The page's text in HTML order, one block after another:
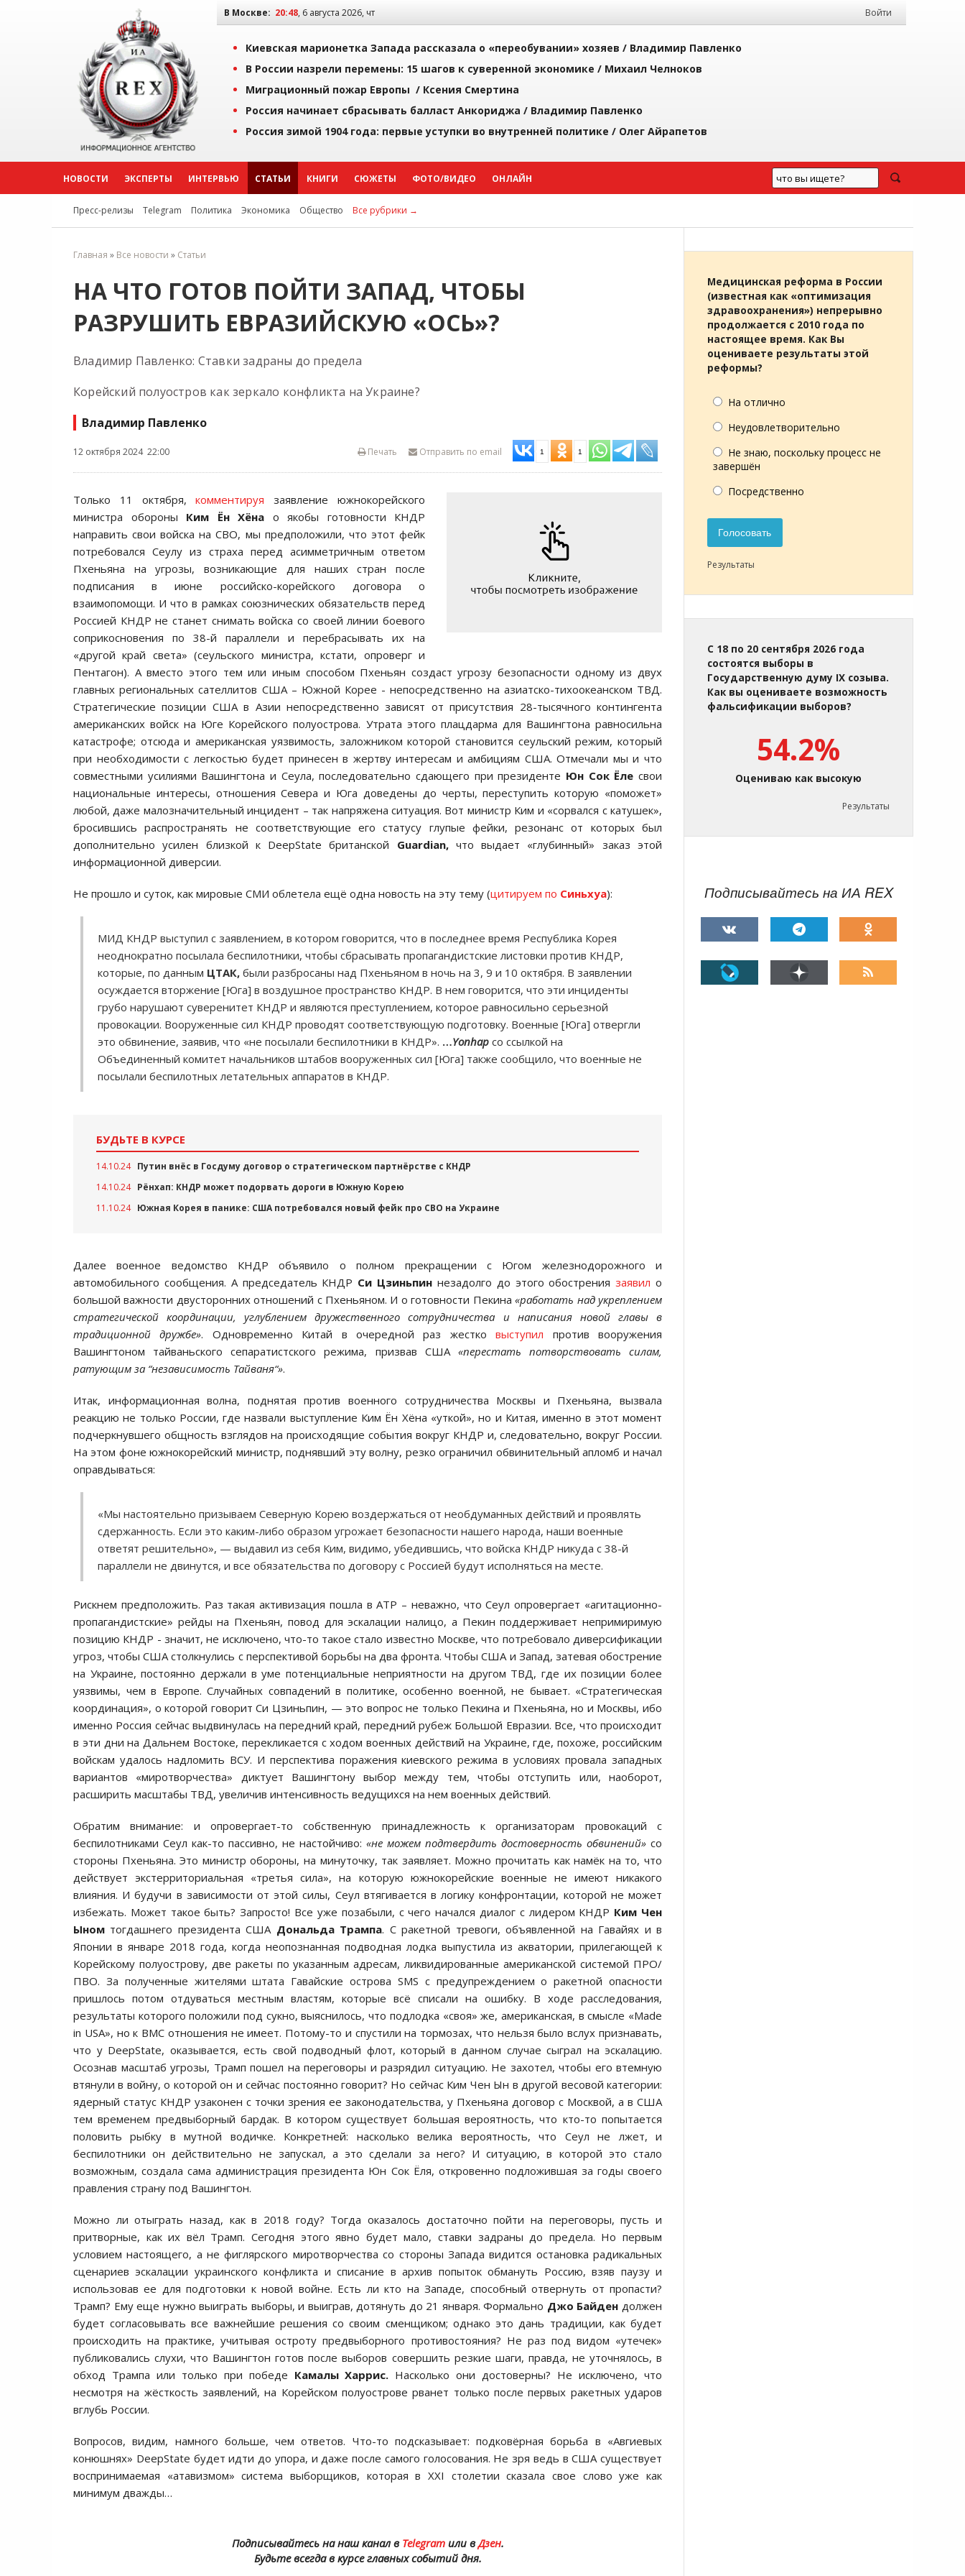
В Москве: 20:48, 6 августа 2026, чт Войти
Киевская марионетка Запада рассказала о «переобувании» хозяев / Владимир Павленко
В России назрели перемены: 15 шагов к суверенной экономике / Михаил Челноков
Миграционный пожар Европы / Ксения Смертина
Россия начинает сбрасывать балласт Анкориджа / Владимир Павленко
Россия зимой 1904 года: первые уступки во внутренней политике / Олег Айрапетов
НОВОСТИ ЭКСПЕРТЫ ИНТЕРВЬЮ СТАТЬИ КНИГИ СЮЖЕТЫ ФОТО/ВИДЕО ОНЛАЙН
Пресс-релизы Telegram Политика Экономика Общество Все рубрики →
Главная » Все новости » Статьи
НА ЧТО ГОТОВ ПОЙТИ ЗАПАД, ЧТОБЫ
РАЗРУШИТЬ ЕВРАЗИЙСКУЮ «ОСЬ»?
Владимир Павленко: Ставки задраны до предела
Корейский полуостров как зеркало конфликта на Украине?
Владимир Павленко
12 октября 2024 22:00 Отправить по email 1 1
Печать
Только 11 октября,комментируя заявление южнокорейского
министра обороны Ким Ён Хёна о якобы готовности КНДР
направить свои войска на СВО, мы предположили, что этот фейк
потребовался Сеулу из страха перед асимметричным ответом
Пхеньяна на угрозы, возникающие для наших стран после
подписания в июне российско-корейского договора о
взаимопомощи. И что в рамках союзнических обязательств перед
Россией КНДР не станет снимать войска со своей линии боевого
соприкосновения по 38-й параллели и перебрасывать их на
«другой край света» (сеульского министра, кстати, опроверг и
Пентагон). А вместо этого тем или иным способом Пхеньян создаст угрозу безопасности одному из двух
главных региональных сателлитов США – Южной Корее - непосредственно на азиатско-тихоокеанском ТВД.
Стратегические позиции США в Азии непосредственно зависят от присутствия 28-тысячного контингента
американских войск на Юге Корейского полуострова. Утрата этого плацдарма для Вашингтона равносильна
катастрофе; отсюда и американская уязвимость, заложником которой становится сеульский режим, который
при необходимости с легкостью будет принесен в жертву интересам и амбициям США. Отмечали мы и что
совместными усилиями Вашингтона и Сеула, последовательно сдающего при президенте Юн Сок Ёле свои
национальные интересы, отношения Севера и Юга доведены до черты, переступить которую «поможет»
любой, даже малозначительный инцидент – так напряжена ситуация. Вот министр Ким и «сорвался с катушек»,
бросившись распространять не соответствующие его статусу глупые фейки, резонанс от которых был
дополнительно усилен близкой к DeepState британской Guardian,что выдает «глубинный» заказ этой
информационной диверсии.
Не прошло и суток, как мировые СМИ облетела ещё одна новость на эту тему (цитируем по Синьхуа):
МИД КНДР выступил с заявлением, в котором говорится, что в последнее время Республика Корея
неоднократно посылала беспилотники, чтобы сбрасывать пропагандистские листовки против КНДР,
которые, по данным ЦТАК, были разбросаны над Пхеньяном в ночь на 3, 9 и 10 октября. В заявлении
осуждается вторжение [Юга] в воздушное пространство КНДР. В нем говорится, что эти инциденты
грубо нарушают суверенитет КНДР и являются преступлением, которое равносильно серьезной
провокации. Вооруженные сил КНДР проводят соответствующую подготовку. Военные [Юга] отвергли
это обвинение, заявив, что «не посылали беспилотники в КНДР». …Yonhap со ссылкой на
Объединенный комитет начальников штабов вооруженных сил [Юга] также сообщило, что военные не
посылали беспилотных летательных аппаратов в КНДР.
БУДЬТЕ В КУРСЕ
14.10.24 Путин внёс в Госдуму договор о стратегическом партнёрстве с КНДР
14.10.24 Рёнхап: КНДР может подорвать дороги в Южную Корею
11.10.24 Южная Корея в панике: США потребовался новый фейк про СВО на Украине
Далее военное ведомство КНДР объявило о полном прекращении с Югом железнодорожного и
автомобильного сообщения. А председатель КНДР Си Цзиньпин незадолго до этого обострениязаявил о
большой важности двусторонних отношений с Пхеньяном. И о готовности Пекина«работать над укреплением
стратегической координации, углублением дружественного сотрудничества и написания новой главы в
традиционной дружбе». Одновременно Китай в очередной раз жестковыступил против вооружения
Вашингтоном тайваньского сепаратистского режима, призвав США «перестать потворствовать силам,
ратующим за “независимость Тайваня“».
Итак, информационная волна, поднятая против военного сотрудничества Москвы и Пхеньяна, вызвала
реакцию не только России, где назвали выступление Ким Ён Хёна «уткой», но и Китая, именно в этот момент
подчеркнувшего общность взглядов на происходящие события вокруг КНДР и, следовательно, вокруг России.
На этом фоне южнокорейский министр, поднявший эту волну, резко ограничил обвинительный апломб и начал
оправдываться:
«Мы настоятельно призываем Северную Корею воздержаться от необдуманных действий и проявлять
сдержанность. Если это каким-либо образом угрожает безопасности нашего народа, наши военные
ответят решительно», — выдавил из себя Ким, видимо, убедившись, что войска КНДР никуда с 38-й
параллели не двинутся, и все обязательства по договору с Россией будут исполняться на месте.
Рискнем предположить. Раз такая активизация пошла в АТР – неважно, что Сеул опровергает «агитационно-
пропагандистские» рейды на Пхеньян, повод для эскалации налицо, а Пекин поддерживает непримиримую
позицию КНДР - значит, не исключено, что-то такое стало известно Москве, что потребовало диверсификации
угроз, чтобы США столкнулись с перспективой борьбы на два фронта. Чтобы США и Запад, затевая обострение
на Украине, постоянно держали в уме потенциальные неприятности на другом ТВД, где их позиции более
уязвимы, чем в Европе. Случайных совпадений в политике, особенно военной, не бывает. «Стратегическая
координация», о которой говорит Си Цзиньпин, — это вопрос не только Пекина и Пхеньяна, но и Москвы, ибо
именно Россия сейчас выдвинулась на передний край, передний рубеж Большой Евразии. Все, что происходит
в эти дни на Дальнем Востоке, перекликается с ходом военных действий на Украине, где, похоже, российским
войскам удалось надломить ВСУ. И перспектива поражения киевского режима в условиях провала западных
вариантов «миротворчества» диктует Вашингтону выбор между тем, чтобы отступить или, наоборот,
расширить масштабы ТВД, увеличив интенсивность ведущихся на нем военных действий.
Обратим внимание: и опровергает-то собственную принадлежность к организаторам провокаций с
беспилотниками Сеул как-то пассивно, не настойчиво: «не можем подтвердить достоверность обвинений» со
стороны Пхеньяна. Это министр обороны, на минуточку, так заявляет. Можно прочитать как намёк на то, что
действует экстерриториальная «третья сила», на которую южнокорейские военные не имеют никакого
влияния. И будучи в зависимости от этой силы, Сеул втягивается в логику конфронтации, которой не может
избежать. Может такое быть? Запросто! Все уже позабыли, с чего начался диалог с лидером КНДР Ким Чен
Ыном тогдашнего президента США Дональда Трампа. С ракетной тревоги, объявленной на Гавайях и в
Японии в январе 2018 года, когда неопознанная подводная лодка выпустила из акватории, прилегающей к
Корейскому полуострову, две ракеты по указанным адресам, ликвидированные американской системой ПРО/
ПВО. За полученные жителями штата Гавайские острова SMS с предупреждением о ракетной опасности
пришлось потом отдуваться местным властям, которые всё списали на ошибку. В ходе расследования,
результаты которого положили под сукно, выяснилось, что подлодка «своя» же, американская, в смысле «Made
in USA», но к ВМС отношения не имеет. Потому-то и спустили на тормозах, что нельзя было вслух признавать,
что у DeepState, оказывается, есть свой подводный флот, который в данном случае сыграл на эскалацию.
Осознав масштаб угрозы, Трамп пошел на переговоры и разрядил ситуацию. Не захотел, чтобы его втемную
втянули в войну, о которой он и сейчас постоянно говорит? Но сейчас Ким Чен Ын в другой весовой категории:
ядерный статус КНДР узаконен с точки зрения ее законодательства, у Пхеньяна договор с Москвой, а в США
тем временем предвыборный бардак. В котором существует большая вероятность, что кто-то попытается
половить рыбку в мутной водичке. Конкретней: насколько велика вероятность, что Сеул не лжет, и
беспилотники он действительно не запускал, а это сделали за него? И ситуацию, в которой это стало
возможным, создала сама администрация президента Юн Сок Ёля, откровенно подложившая за годы своего
правления страну под Вашингтон.
Можно ли отыграть назад, как в 2018 году? Тогда оказалось достаточно пойти на переговоры, пусть и
притворные, как их вёл Трамп. Сегодня этого явно будет мало, ставки задраны до предела. Но первым
условием настоящего, а не фиглярского миротворчества со стороны Запада видится остановка радикальных
сценариев эскалации украинского конфликта и списание в архив попыток обмануть Россию, взяв паузу и
использовав ее для подготовки к новой войне. Есть ли кто на Западе, способный отвернуть от пропасти?
Трамп? Ему еще нужно выиграть выборы, и выиграв, дотянуть до 21 января. Формально Джо Байден должен
будет согласовывать все важнейшие решения со своим сменщиком; однако это дань традиции, как будет
происходить на практике, учитывая остроту предвыборного противостояния? Не раз под видом «утечек»
публиковались слухи, что Вашингтон готов после выборов совершить резкие шаги, правда, не уточнялось, в
обход Трампа или только при победе Камалы Харрис. Насколько они достоверны? Не исключено, что
несмотря на жёсткость заявлений, на Корейском полуострове рванет только после первых ракетных ударов
вглубь России.
Вопросов, видим, намного больше, чем ответов. Что-то подсказывает: подковёрная борьба в «Авгиевых
конюшнях» DeepState будет идти до упора, и даже после самого голосования. Не зря ведь в США существует
воспринимаемая «атавизмом» система выборщиков, которая в XXI столетии сказала свое слово уже как
минимум дважды…
Подписывайтесь на наш канал в Telegramили вДзен.
Будьте всегда в курсе главных событий дня.
Медицинская реформа в России
(известная как «оптимизация
здравоохранения») непрерывно
продолжается с 2010 года по
настоящее время. Как Вы
оцениваете результаты этой
реформы?
На отлично
Неудовлетворительно
Не знаю, поскольку процесс не
завершён
Посредственно
Голосовать
Результаты
С 18 по 20 сентября 2026 года
состоятся выборы в
Государственную думу IX созыва.
Как вы оцениваете возможность
фальсификации выборов?
54.2%
Оцениваю как высокую
Результаты
Подписывайтесь на ИА REX